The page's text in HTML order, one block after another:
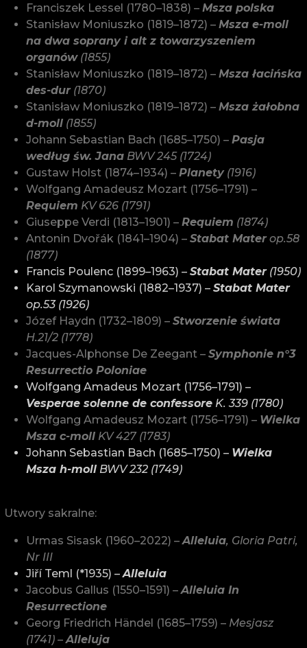
Franciszek Lessel (1780–1838) –Msza polska
Stanisław Moniuszko (1819–1872) –Msza e-moll
na dwa soprany i alt z towarzyszeniem
organów(1855)
Stanisław Moniuszko (1819–1872) –Msza łacińska
des-dur(1870)
Stanisław Moniuszko (1819–1872) –Msza żałobna
d-moll (1855)
Johann Sebastian Bach (1685–1750) –Pasja
według św. Jana BWV 245 (1724)
Gustaw Holst (1874–1934) –Planety(1916)
Wolfgang Amadeusz Mozart (1756–1791) –
Requiem KV 626 (1791)
Giuseppe Verdi (1813–1901) –Requiem (1874)
Antonin Dvořák (1841–1904) –Stabat Materop.58
(1877)
Francis Poulenc (1899–1963) –Stabat Mater(1950)
Karol Szymanowski (1882–1937) –Stabat Mater
op.53 (1926)
Józef Haydn (1732–1809) –Stworzenie świata
H.21/2 (1778)
Jacques-Alphonse De Zeegant –Symphonie n°3
Resurrectio Poloniae
Wolfgang Amadeus Mozart (1756–1791) –
Vesperae solenne de confessore K. 339 (1780)
Wolfgang Amadeusz Mozart (1756–1791) – Wielka
Msza c-moll KV 427 (1783)
Johann Sebastian Bach (1685–1750) – Wielka
Msza h-moll BWV 232 (1749)
Utwory sakralne:
Urmas Sisask (1960–2022) –Alleluia, Gloria Patri,
Nr III
Jiří Teml (*1935) –Alleluia
Jacobus Gallus (1550–1591) –Alleluia In
Resurrectione
Georg Friedrich Händel (1685–1759) – Mesjasz
(1741) –Alleluja